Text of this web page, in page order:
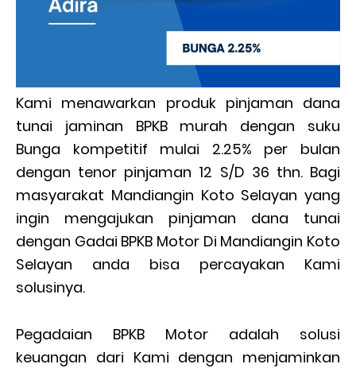
Kami menawarkan produk pinjaman dana
tunai jaminan BPKB murah dengan suku
Bunga kompetitif mulai 2.25% per bulan
dengan tenor pinjaman 12 S/D 36 thn. Bagi
masyarakat Mandiangin Koto Selayan yang
ingin mengajukan pinjaman dana tunai
dengan Gadai BPKB Motor Di Mandiangin Koto
Selayan anda bisa percayakan Kami
solusinya.
Pegadaian BPKB Motor adalah solusi
keuangan dari Kami dengan menjaminkan